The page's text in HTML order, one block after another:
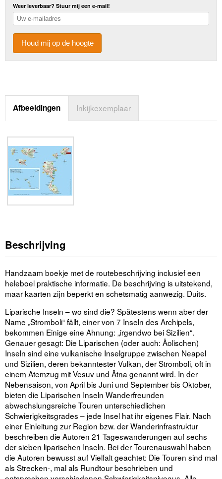
Weer leverbaar? Stuur mij een e-mail!
Houd mij op de hoogte
Afbeeldingen Inkijkexemplaar
Beschrijving
Handzaam boekje met de routebeschrijving inclusief een
heleboel praktische informatie. De beschrijving is uitstekend,
maar kaarten zijn beperkt en schetsmatig aanwezig. Duits.
Liparische Inseln – wo sind die? Spätestens wenn aber der
Name „Stromboli“ fällt, einer von 7 Inseln des Archipels,
bekommen Einige eine Ahnung: „irgendwo bei Sizilien“.
Genauer gesagt: Die Liparischen (oder auch: Äolischen)
Inseln sind eine vulkanische Inselgruppe zwischen Neapel
und Sizilien, deren bekanntester Vulkan, der Stromboli, oft in
einem Atemzug mit Vesuv und Ätna genannt wird. In der
Nebensaison, von April bis Juni und September bis Oktober,
bieten die Liparischen Inseln Wanderfreunden
abwechslungsreiche Touren unterschiedlichen
Schwierigkeitsgrades – jede Insel hat ihr eigenes Flair. Nach
einer Einleitung zur Region bzw. der Wanderinfrastruktur
beschreiben die Autoren 21 Tageswanderungen auf sechs
der sieben liparischen Inseln. Bei der Tourenauswahl haben
die Autoren bewusst auf Vielfalt geachtet: Die Touren sind mal
als Strecken-, mal als Rundtour beschrieben und